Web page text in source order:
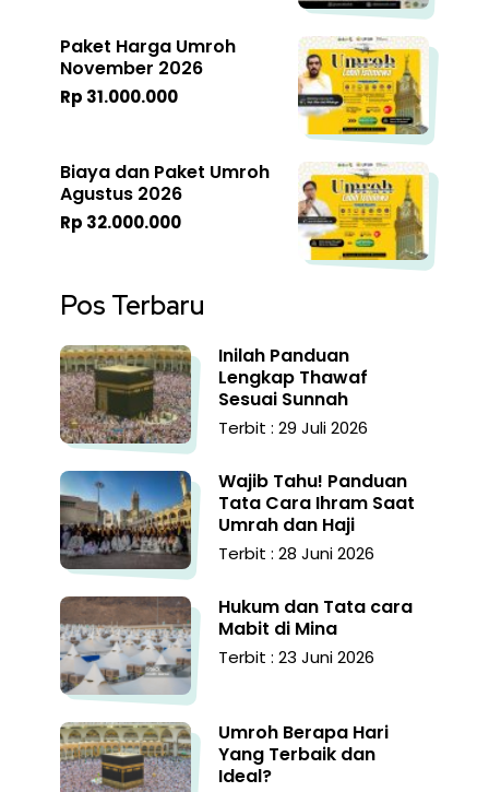
Paket Harga Umroh
November 2026
Rp 31.000.000
Biaya dan Paket Umroh
Agustus 2026
Rp 32.000.000
Pos Terbaru
Inilah Panduan
Lengkap Thawaf
Sesuai Sunnah
Terbit : 29 Juli 2026
Wajib Tahu! Panduan
Tata Cara Ihram Saat
Umrah dan Haji
Terbit : 28 Juni 2026
Hukum dan Tata cara
Mabit di Mina
Terbit : 23 Juni 2026
Umroh Berapa Hari
Yang Terbaik dan
Ideal?